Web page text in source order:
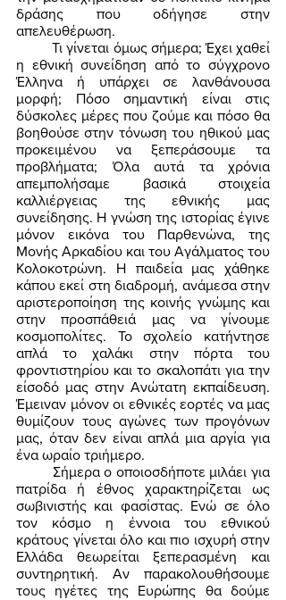
δράσης που οδήγησε στην
απελευθέρωση.
	Τι γίνεται όμως σήμερα; Έχει χαθεί
η εθνική συνείδηση από το σύγχρονο
Έλληνα ή υπάρχει σε λανθάνουσα
μορφή; Πόσο σημαντική είναι στις
δύσκολες μέρες που ζούμε και πόσο θα
βοηθούσε στην τόνωση του ηθικού μας
προκειμένου να ξεπεράσουμε τα
προβλήματα; Όλα αυτά τα χρόνια
απεμπολήσαμε βασικά στοιχεία
καλλιέργειας της εθνικής μας
συνείδησης. Η γνώση της ιστορίας έγινε
μόνον εικόνα του Παρθενώνα, της
Μονής Αρκαδίου και του Αγάλματος του
Κολοκοτρώνη. Η παιδεία μας χάθηκε
κάπου εκεί στη διαδρομή, ανάμεσα στην
αριστεροποίηση της κοινής γνώμης και
στην προσπάθειά μας να γίνουμε
κοσμοπολίτες. Το σχολείο κατήντησε
απλά το χαλάκι στην πόρτα του
φροντιστηρίου και το σκαλοπάτι για την
είσοδό μας στην Ανώτατη εκπαίδευση.
Έμειναν μόνον οι εθνικές εορτές να μας
θυμίζουν τους αγώνες των προγόνων
μας, όταν δεν είναι απλά μια αργία για
ένα ωραίο τριήμερο.
πατρίδα ή έθνος χαρακτηρίζεται ως
σωβινιστής και φασίστας. Ενώ σε όλο
τον κόσμο η έννοια του εθνικού
κράτους γίνεται όλο και πιο ισχυρή στην
Ελλάδα θεωρείται ξεπερασμένη και
συντηρητική. Αν παρακολουθήσουμε
τους ηγέτες της Ευρώπης θα δούμε